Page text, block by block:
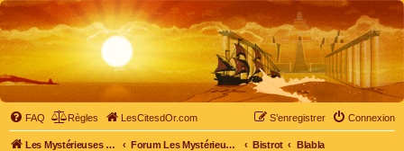
FAQ Règles LesCitesdOr.com Connexion
S’enregistrer
Les Mystérieuses Cités d'Or - LesCitesdOr.com Forum Les Mystérieuses Cités d'Or Bistrot Blabla